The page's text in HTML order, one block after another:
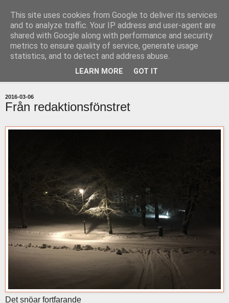
uddevallabloggen.se
med stort och smått från Uddevallas horisont
2016-03-06
Från redaktionsfönstret
Det snöar fortfarande
This site uses cookies from Google to deliver its services
and to analyze traffic. Your IP address and user-agent are
shared with Google along with performance and security
metrics to ensure quality of service, generate usage
statistics, and to detect and address abuse.
LEARN MORE GOT IT